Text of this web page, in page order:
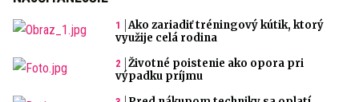
Ako zariadiť tréningový kútik, ktorý
využije celá rodina
Životné poistenie ako opora pri
výpadku príjmu